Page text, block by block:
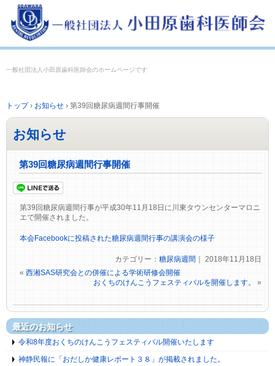
一般社団法人小田原歯科医師会のホームページです
トップ› お知らせ › 第39回糖尿病週間行事開催
お知らせ
第39回糖尿病週間行事開催
第39回糖尿病週間行事が平成30年11月18日に川東タウンセンターマロニ
エで開催されました。
本会Facebookに投稿された糖尿病週間行事の講演会の様子
カテゴリー： 糖尿病週間 ｜ 2018年11月18日
«西湘SAS研究会との併催による学術研修会開催
おくちのけんこうフェスティバルを開催します。
»
最近のお知らせ
令和8年度おくちのけんこうフェスティバル開催いたします
神静民報に「おだしか健康レポート３８」が掲載されました。